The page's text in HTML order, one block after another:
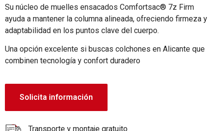
Su núcleo de muelles ensacados Comfortsac® 7z Firm
ayuda a mantener la columna alineada, ofreciendo firmeza y
adaptabilidad en los puntos clave del cuerpo.
Una opción excelente si buscas colchones en Alicante que
combinen tecnología y confort duradero
Solicita información
Transporte y montaje gratuito